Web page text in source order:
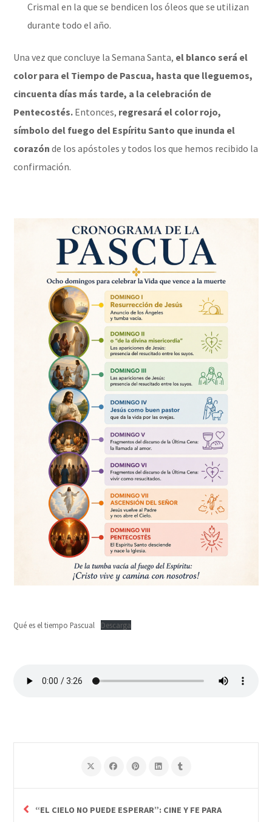
Crismal en la que se bendicen los óleos que se utilizan
durante todo el año.
Una vez que concluye la Semana Santa, el blanco será el
color para el Tiempo de Pascua, hasta que lleguemos,
cincuenta días más tarde, a la celebración de
Pentecostés. Entonces, regresará el color rojo,
símbolo del fuego del Espíritu Santo que inunda el
corazón de los apóstoles y todos los que hemos recibido la
confirmación.
Qué es el tiempo Pascual Descarga
“EL CIELO NO PUEDE ESPERAR”: CINE Y FE PARA